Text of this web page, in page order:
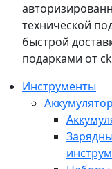
технической
быстрой
подарками от
Инструменты